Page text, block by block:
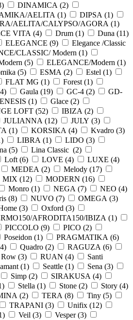
) DINAMICA (2)
AELITA (1) DIPSA (1)
AELITA/CALYPSO/AGORA (1)
VITA (4) Drum (1) Duna (11)
ELEGANCE (9)
Elegance /Classic
CLASSIC/ Modern (1)
(5) ELEGANCE/Modern (1)
(5) ESMA (2) Estel (1)
FLAT MG (1) Forest (1)
4) Gaula (19) GC-4 (2)
GD-
(1) Glace (2)
LOFT (52) IBIZA (2)
JULIANNA (12) JULY (3)
(1) KORSIKA (4) Kvadro (3)
) LIBRA (1) LIDO (3)
(5) Lina Classic (2)
Loft (6) LOVE (4) LUXE (4)
MEDEA (2) Melody (17)
MIX (12) MODERN (16)
Monro (1) NEGA (7) NEO (4)
(8) NUVO (7) OMEGA (3)
(3) Oxford (3)
AFRODITA150/IBIZA (1)
PICCOLO (9) PICO (2)
Poseidon (1) PRAGMATIKA (6)
4) Quadro (2) RAGUZA (6)
Row (3) RUAN (4)
Santi
(1) Seattle (1) Sena (3)
Simp (2) SIRAKUSA (4)
) Stella (1) Stone (2) Story (4)
(2) TERA (8) Tiny (5)
TRAPANI (3) Unifix (12)
) Veil (3) Vesper (3)